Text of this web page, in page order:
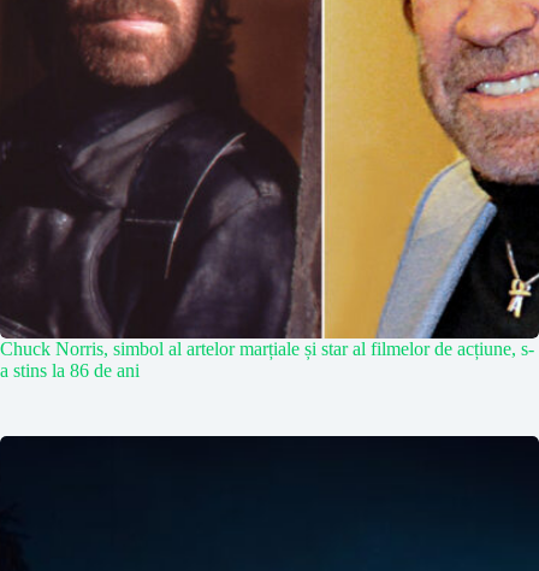
Chuck Norris, simbol al artelor marțiale și star al filmelor de acțiune, s-
a stins la 86 de ani